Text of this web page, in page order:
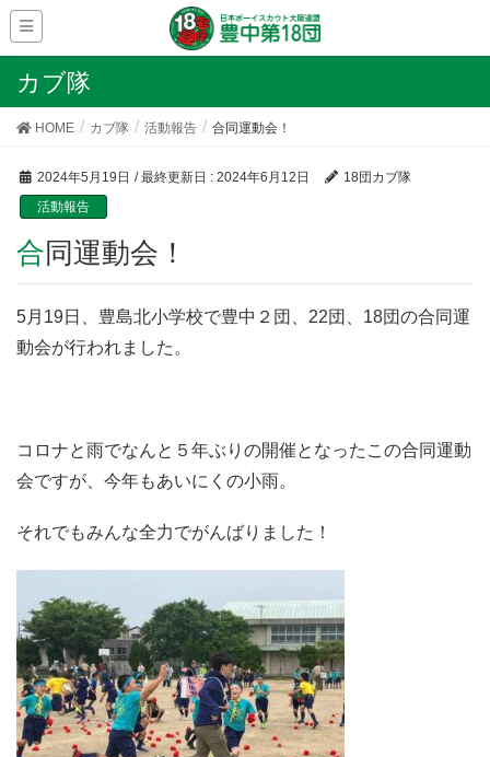
カブ隊
HOME カブ隊 活動報告 合同運動会！
2024年5月19日 / 最終更新日 : 2024年6月12日
18団カブ隊
活動報告
合同運動会！
5月19日、豊島北小学校で豊中２団、22団、18団の合同運
動会が行われました。
コロナと雨でなんと５年ぶりの開催となったこの合同運動
会ですが、今年もあいにくの小雨。
それでもみんな全力でがんばりました！